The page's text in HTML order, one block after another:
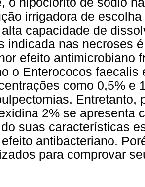
irrigadora de
capacidade de
indicada nas necroses
efeito antimicrobiano
o Enterococos faecalis
como 0,5% e
Entretanto,
2% se apresenta
suas características
antibacteriano.
para comprovar